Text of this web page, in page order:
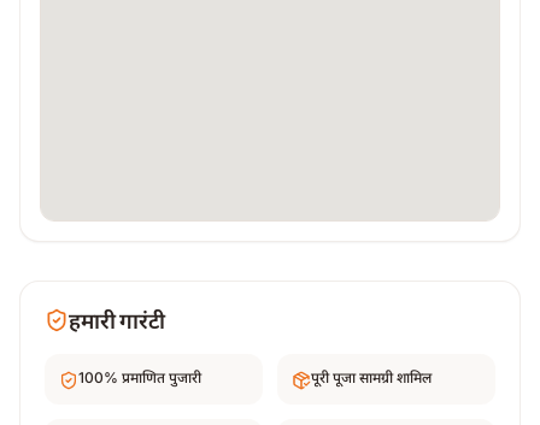
हमारी गारंटी
100% प्रमाणित पुजारी पूरी पूजा सामग्री शामिल